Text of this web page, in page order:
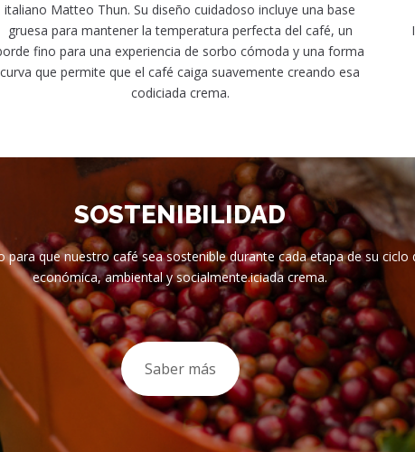
italiano Matteo Thun. Su diseño cuidadoso incluye una base
gruesa para mantener la temperatura perfecta del café, un
fino para una experiencia de sorbo cómoda y una forma
curva que permite que el café caiga suavemente creando esa
codiciada crema.
SOSTENIBILIDAD
para que nuestro café sea sostenible durante cada etapa de su ciclo
económica, ambiental y socialmente.iciada crema.
Saber más